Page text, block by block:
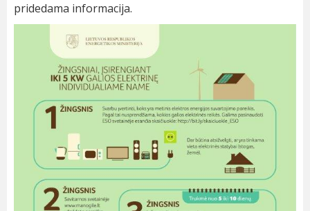
pridedama informacija.